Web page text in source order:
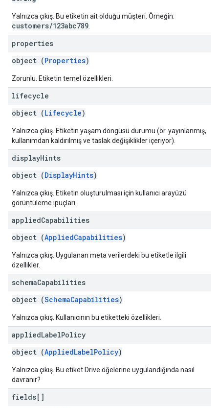
Yalnızca çıkış. Bu etiketin ait olduğu müşteri. Örneğin:
customers/123abc789
properties
object (Properties)
Zorunlu. Etiketin temel özellikleri.
lifecycle
object (Lifecycle)
Yalnızca çıkış. Etiketin yaşam döngüsü durumu (ör. yayınlanmış,
kullanımdan kaldırılmış ve taslak değişiklikler içeriyor).
displayHints
object (DisplayHints)
Yalnızca çıkış. Etiketin oluşturulması için kullanıcı arayüzü
görüntüleme ipuçları.
appliedCapabilities
object (AppliedCapabilities)
Yalnızca çıkış. Uygulanan meta verilerdeki bu etiketle ilgili
özellikler.
schemaCapabilities
object (SchemaCapabilities)
Yalnızca çıkış. Kullanıcının bu etiketteki özellikleri.
appliedLabelPolicy
object (AppliedLabelPolicy)
Yalnızca çıkış. Bu etiket Drive öğelerine uygulandığında nasıl
davranır?
fields[]